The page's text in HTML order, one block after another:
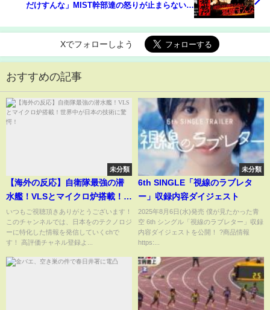
だけすんな」MIST幹部達の怒りが止まらない…
Xでフォローしよう
おすすめの記事
未分類
【海外の反応】自衛隊最強の潜
水艦！VLSとマイクロ炉搭載！世
界中が日本の技術に驚愕！
いつもご視聴頂きありがとうございます！
このチャンネルでは、日本をのテクノロジ
ーに特化した情報を発信していくchで
す！ 高評価チャネル登録よ...
未分類
6th SINGLE「視線のラブレタ
ー」収録内容ダイジェスト
2025年8月6日(水)発売 僕が見たかった青
空 6th シングル「視線のラブレター」収録
内容ダイジェストを公開！ ?商品情報
https:...